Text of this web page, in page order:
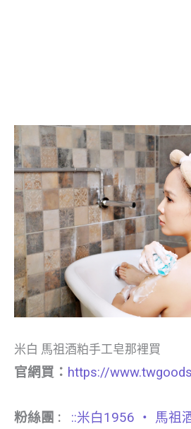
米白 馬祖酒粕手工皂那裡買
官網買： https://
粉絲團 : ::米白1956 ‧ 馬祖